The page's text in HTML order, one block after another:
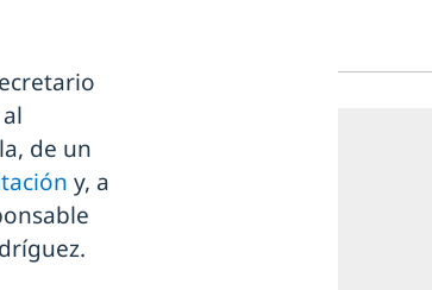
de un
y, a